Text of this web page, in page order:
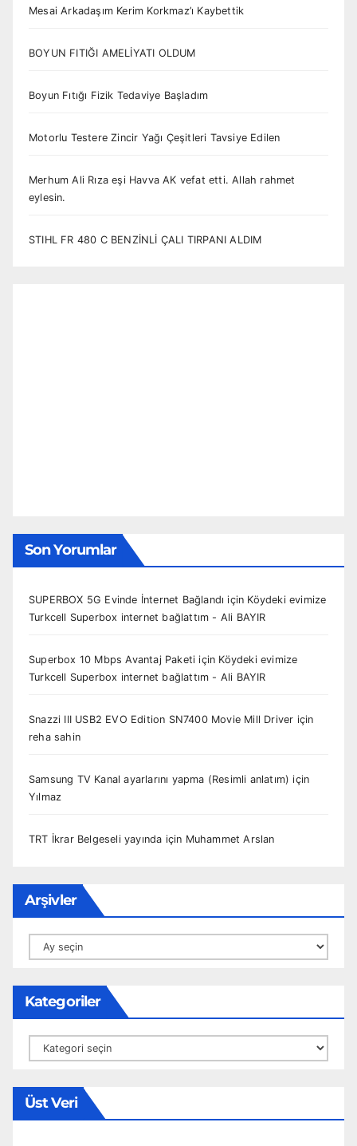
Mesai Arkadaşım Kerim Korkmaz’ı Kaybettik
BOYUN FITIĞI AMELİYATI OLDUM
Boyun Fıtığı Fizik Tedaviye Başladım
Motorlu Testere Zincir Yağı Çeşitleri Tavsiye Edilen
Merhum Ali Rıza eşi Havva AK vefat etti. Allah rahmet
eylesin.
STIHL FR 480 C BENZİNLİ ÇALI TIRPANI ALDIM
Son Yorumlar
SUPERBOX 5G Evinde İnternet Bağlandı için Köydeki evimize
Turkcell Superbox internet bağlattım - Ali BAYIR
Superbox 10 Mbps Avantaj Paketi için Köydeki evimize
Turkcell Superbox internet bağlattım - Ali BAYIR
Snazzi III USB2 EVO Edition SN7400 Movie Mill Driver için
reha sahin
Samsung TV Kanal ayarlarını yapma (Resimli anlatım) için
Yılmaz
TRT İkrar Belgeseli yayında için Muhammet Arslan
Arşivler
Arşivler
Kategoriler
Kategoriler
Üst Veri